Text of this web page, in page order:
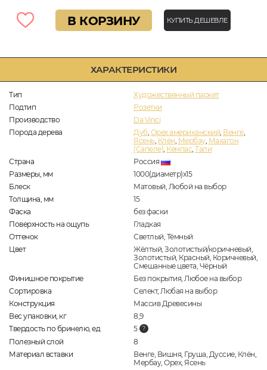
ХАРАКТЕРИСТИКИ
Тип
Художественный паркет
Подтип
Розетки
Производство
Da Vinci
Порода дерева
Дуб, Орех американский, Венге,
Ясень, Клён, Мербау, Махагон
(Сапеле), Кемпас, Тали
Страна
Россия
Размеры, мм
1000(диаметр)x15
Блеск
Матовый, Любой на выбор
Толщина, мм
15
Фаска
без фаски
Поверхность на ощупь
Гладкая
Оттенок
Светлый, Тёмный
Цвет
Жёлтый, Золотистый/коричневый,
Золотистый, Красный, Коричневый,
Смешанные цвета, Чёрный
Финишное покрытие
Без покрытия, Любое на выбор
Сортировка
Селект, Любая на выбор
Конструкция
Массив Древесины
Вес упаковки, кг
8,9
Твердость по бринелю, ед
5
Полезный слой
8
Материал вставки
Венге, Вишня, Груша, Дуссие, Клён,
Мербау, Орех, Ясень
В КОРЗИНУ КУПИТЬ ДЕШЕВЛЕ